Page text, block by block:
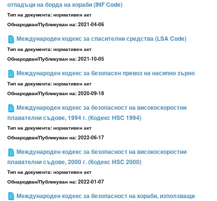
отпадъци на борда на кораби (INF Code)
Тип на документа: нормативен акт
Обнародван/Публикуван на: 2021-04-06
Международeн кодекс за спасителни средства (LSA Code)
Тип на документа: нормативен акт
Обнародван/Публикуван на: 2021-10-05
Международен кодекс за безопасен превоз на насипно зърно
Тип на документа: нормативен акт
Обнародван/Публикуван на: 2020-09-18
Международен кодекс за безопасност на високоскоростни
плавателни съдове, 1994 г. (Кодекс HSC 1994)
Тип на документа: нормативен акт
Обнародван/Публикуван на: 2022-06-17
Международен кодекс за безопасност на високоскоростни
плавателни съдове, 2000 г. (Кодекс HSC 2000)
Тип на документа: нормативен акт
Обнародван/Публикуван на: 2022-01-07
Международен кодекс за безопасност на кораби, използващи